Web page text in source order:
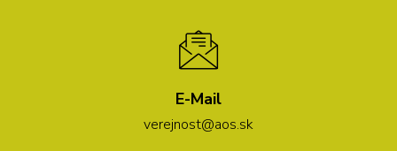
E-Mail
verejnost@aos.sk